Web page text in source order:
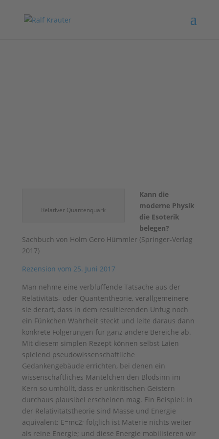
Relativer Quantenquark
Kann die
moderne Physik
die Esoterik
belegen?
Sachbuch von Holm Gero Hümmler (Springer-Verlag
2017)
Rezension vom 25. Juni 2017
Man nehme eine verblüffende Tatsache aus der
Relativitäts- oder Quantentheorie, verallgemeinere
sie derart, dass in dem resultierenden Unfug noch
ein Fünkchen Wahrheit steckt und leite daraus dann
konkrete Folgerungen für ganz andere Bereiche ab.
Mit diesem simplen Rezept können selbst Laien
spielend pseudowissenschaftliche
Gedankengebäude errichten, bei denen ein
wissenschaftliches Mäntelchen den Blödsinn im
Kern so umhüllt, dass er unkritischen Geistern
durchaus plausibel erscheinen mag. Ein Beispiel: In
der Relativitätstheorie sind Masse und Energie
äquivalent: E=mc2; folglich ist Materie nichts weiter
als reine Energie; und diese Energie mobilisieren wir